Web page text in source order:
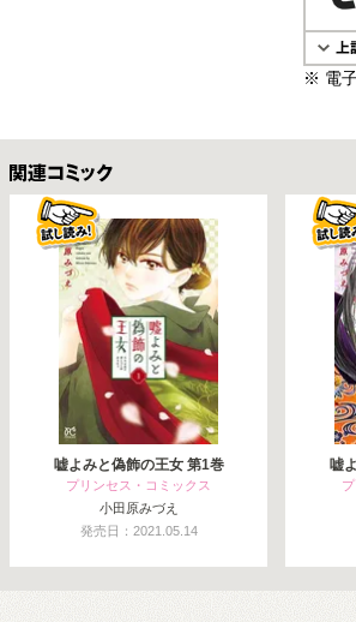
※ 電
関連コミックス
嘘よみと偽飾の王女 第1巻
プリンセス・コミックス
小田原みづえ
発売日：2021.05.14
嘘